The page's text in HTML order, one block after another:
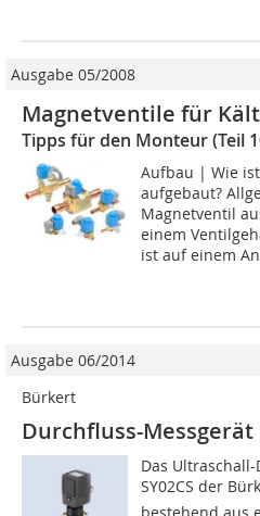
Ausgabe 05/2008
Magnetventile für
Tipps für den Monteur (Teil
Aufbau | Wie
aufgebaut?
Magnetventil
einem
ist auf einem
Ausgabe 06/2014
Bürkert
Durchfluss-Messgerät
Das
SY02CS der